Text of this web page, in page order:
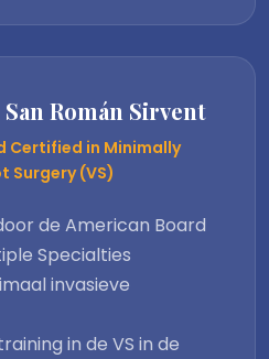
Román Sirvent
Certified in Minimally
Surgery (VS)
de American Board
Specialties
invasieve
in de VS in de